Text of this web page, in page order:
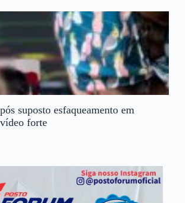
suposto esfaqueamento em
forte